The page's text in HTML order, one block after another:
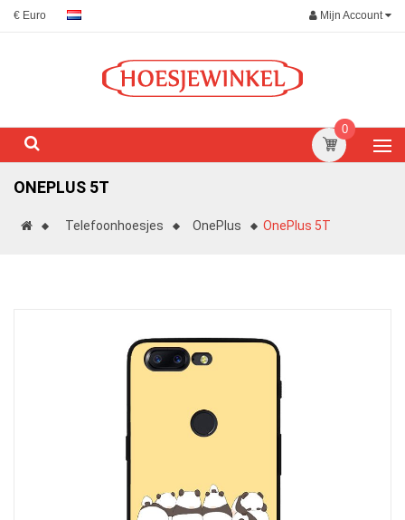
€ Euro Mijn Account
0
ONEPLUS 5T
Telefoonhoesjes OnePlus OnePlus 5T